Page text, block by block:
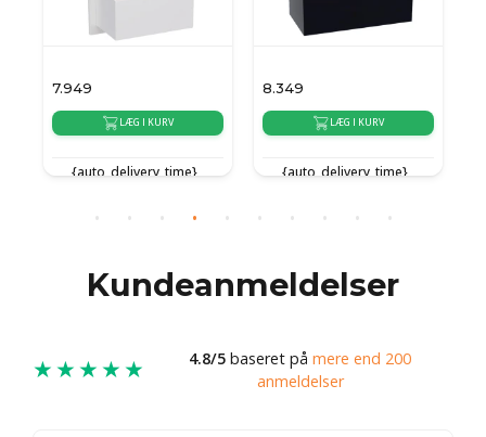
7.949
LÆG I KURV
{auto_delivery_time}
8.349
LÆG I KURV
{auto_delivery_time}
Kundeanmeldelser
★★★★★ 4.8/5 baseret på mere end 200
anmeldelser